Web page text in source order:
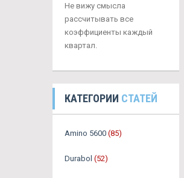
Не вижу смысла
рассчитывать все
коэффициенты каждый
квартал.
КАТЕГОРИИ СТАТЕЙ
Amino 5600 (85)
Durabol (52)